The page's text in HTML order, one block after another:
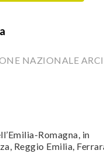
NAZIONALE ARCI
Romagna, in
Reggio Emilia,